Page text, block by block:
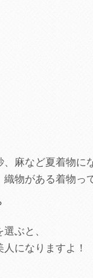
麻など夏着物に
物がある着物っ
ぶと、
になりますよ！